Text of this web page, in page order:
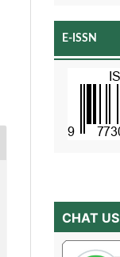
E-ISSN
CHAT US